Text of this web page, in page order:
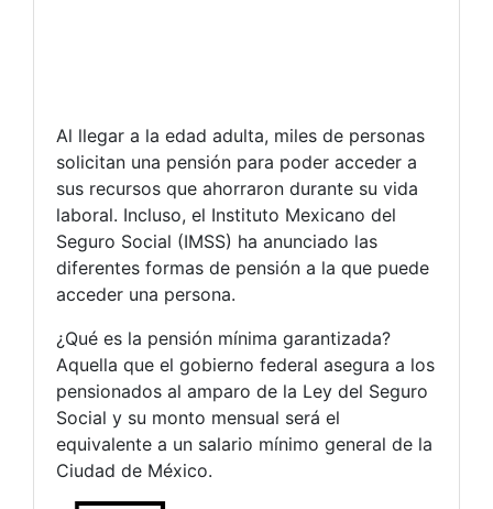
Al llegar a la edad adulta, miles de personas
solicitan una pensión para poder acceder a
sus recursos que ahorraron durante su vida
laboral. Incluso, el Instituto Mexicano del
Seguro Social (IMSS) ha anunciado las
diferentes formas de pensión a la que puede
acceder una persona.
¿Qué es la pensión mínima garantizada?
Aquella que el gobierno federal asegura a los
pensionados al amparo de la Ley del Seguro
Social y su monto mensual será el
equivalente a un salario mínimo general de la
Ciudad de México.